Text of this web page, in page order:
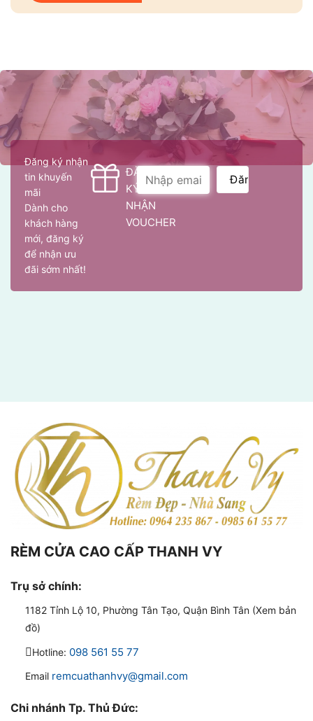
Đăng ký nhận
tin khuyến
mãi
Dành cho
khách hàng
mới, đăng ký
để nhận ưu
đãi sớm nhất!
ĐĂNG
KÝ
NHẬN
VOUCHER
RÈM CỬA CAO CẤP THANH VY
Trụ sở chính:
1182 Tỉnh Lộ 10, Phường Tân Tạo, Quận Bình Tân (Xem bản
đồ)
Hotline: 098 561 55 77
Email remcuathanhvy@gmail.com
Chi nhánh Tp. Thủ Đức: